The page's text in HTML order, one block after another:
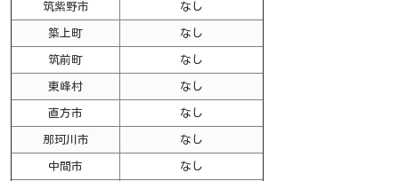
筑紫野市 なし
築上町 なし
筑前町 なし
東峰村 なし
直方市 なし
那珂川市 なし
中間市 なし